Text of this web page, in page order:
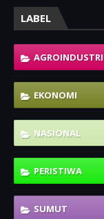
LABEL
AGROINDUSTRI
EKONOMI
NASIONAL
PERISTIWA
SUMUT